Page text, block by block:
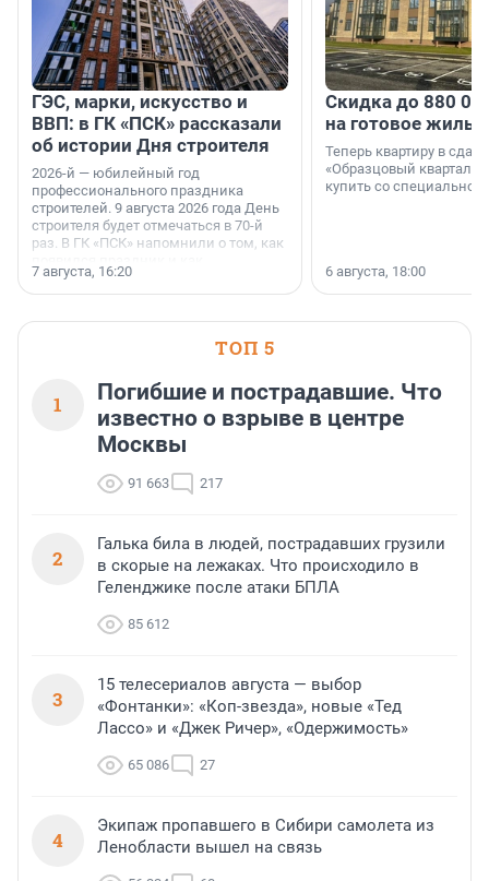
ГЭС, марки, искусство и
ВВП: в ГК «ПСК» рассказали
об истории Дня строителя
2026-й — юбилейный год
профессионального праздника
строителей. 9 августа 2026 года День
строителя будет отмечаться в 70-й
раз. В ГК «ПСК» напомнили о том, как
поменялась роль строительства.
7 августа, 16:20
Скидка до 880
на готовое
Теперь квартиру в
«Образцовый квартал
купить со специальной
6 августа, 18:00
ТОП 5
1
Погибшие и пострадавшие. Что
известно о взрыве в центре
Москвы
91 663 217
2
Галька била в людей, пострадавших грузили
в скорые на лежаках. Что происходило в
Геленджике после атаки БПЛА
85 612
3
15 телесериалов августа — выбор
«Фонтанки»: «Коп-звезда», новые «Тед
Лассо» и «Джек Ричер», «Одержимость»
65 086 27
4
Экипаж пропавшего в Сибири самолета из
Ленобласти вышел на связь